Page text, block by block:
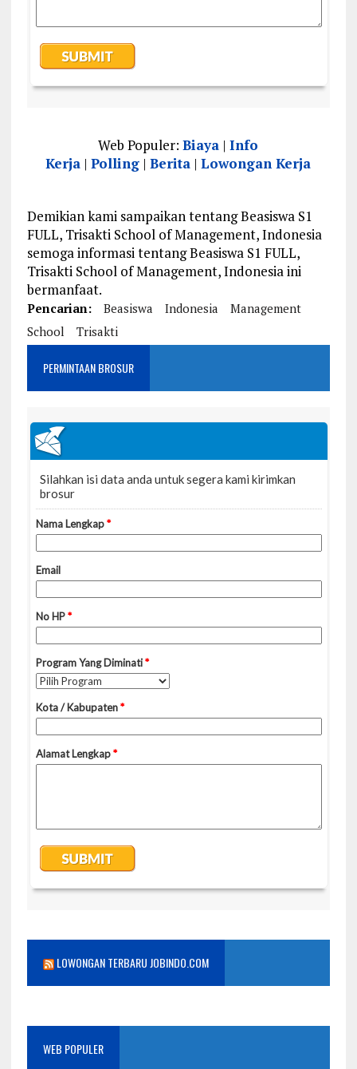
Web Populer:Biaya |Info
Kerja |Polling |Berita |Lowongan Kerja
Demikian kami sampaikan tentang Beasiswa S1
FULL, Trisakti School of Management, Indonesia
semoga informasi tentang Beasiswa S1 FULL,
Trisakti School of Management, Indonesia ini
bermanfaat.
Pencarian: Beasiswa Indonesia
Management
School
Trisakti
PERMINTAAN BROSUR
LOWONGAN TERBARU JOBINDO.COM
WEB POPULER